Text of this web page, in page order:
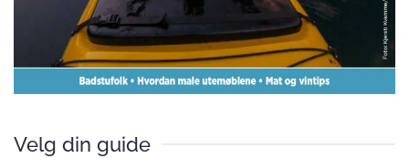
Velg din guide